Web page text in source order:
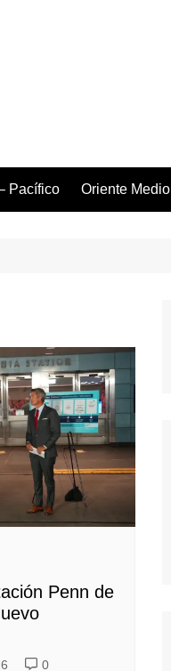
Pacífico Oriente Medio
Penn de
0